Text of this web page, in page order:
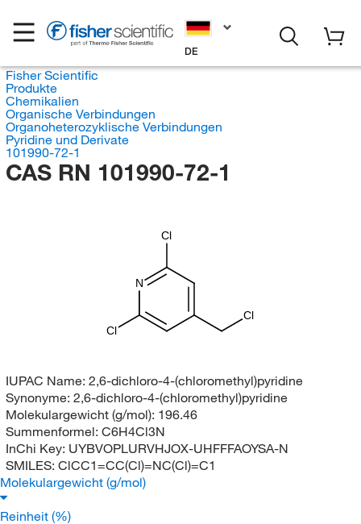
DE
Fisher Scientific
Produkte
Chemikalien
Organische Verbindungen
Organoheterozyklische Verbindungen
Pyridine und Derivate
101990-72-1
CAS RN 101990-72-1
N
Cl
Cl
Cl
IUPAC Name: 2,6-dichloro-4-(chloromethyl)pyridine
Synonyme: 2,6-dichloro-4-(chloromethyl)pyridine
Molekulargewicht (g/mol): 196.46
Summenformel: C6H4Cl3N
InChi Key: UYBVOPLURVHJOX-UHFFFAOYSA-N
SMILES: ClCC1=CC(Cl)=NC(Cl)=C1
Molekulargewicht (g/mol)
Reinheit (%)